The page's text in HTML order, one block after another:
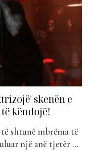
skenën e
këndojë!
shtunë mbrëma të
një anë tjetër që